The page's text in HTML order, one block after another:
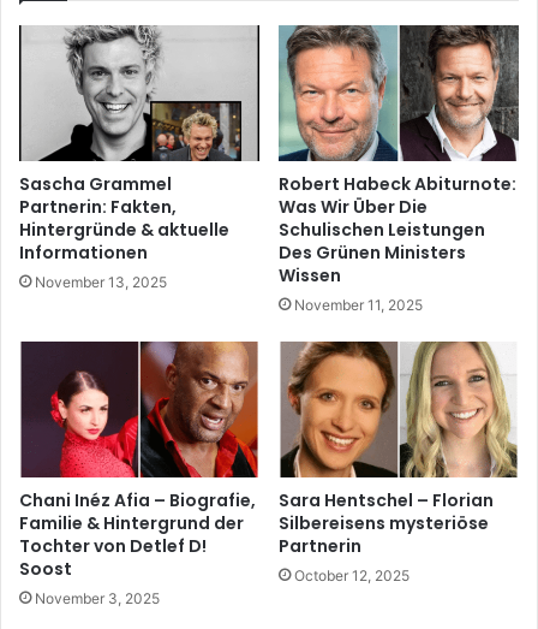
Sascha Grammel
Partnerin: Fakten,
Hintergründe & aktuelle
Informationen
November 13, 2025
Robert Habeck Abiturnote:
Was Wir Über Die
Schulischen Leistungen
Des Grünen Ministers
Wissen
November 11, 2025
Chani Inéz Afia – Biografie,
Familie & Hintergrund der
Tochter von Detlef D!
Soost
November 3, 2025
Sara Hentschel – Florian
Silbereisens mysteriöse
Partnerin
October 12, 2025